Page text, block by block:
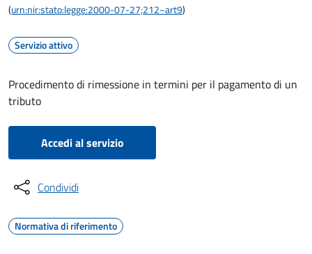
(urn:nir:stato:legge:2000-07-27;212~art9)
Servizio attivo
Procedimento di rimessione in termini per il pagamento di un
tributo
Accedi al servizio
Condividi
Normativa di riferimento